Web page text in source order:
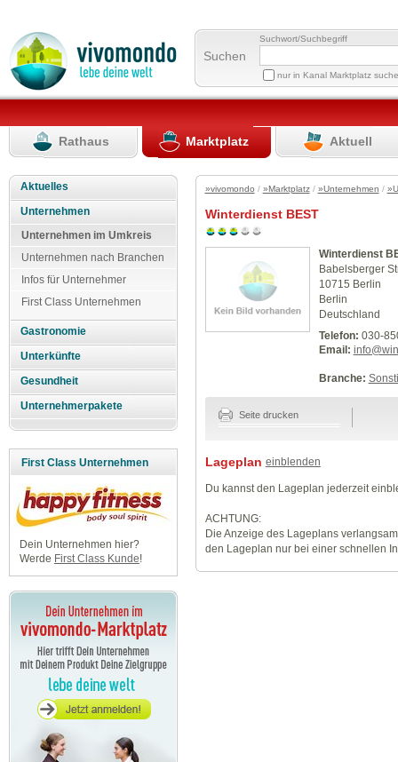
Suchen
Suchwort/Suchbegriff
nur in Kanal Marktplatz
Rathaus Marktplatz Aktuell
Aktuelles
Unternehmen
Unternehmen im Umkreis
Unternehmen nach Branchen
Infos für Unternehmer
First Class Unternehmen
Gastronomie
Unterkünfte
Gesundheit
Unternehmerpakete
First Class Unternehmen
Dein Unternehmen hier?
Werde First Class Kunde!
»vivomondo / »Marktplatz/ »Unternehmen /
Winterdienst BEST
Winterdienst
Babelsberger
10715 Berlin
Berlin
Deutschland
Telefon: 030-
Email:
Branche:
Seite drucken
Lageplan einblenden
Du kannst den Lageplan jederzeit
ACHTUNG:
Die Anzeige des Lageplans
den Lageplan nur bei einer schnellen